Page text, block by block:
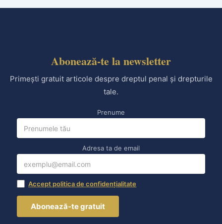
Abonează-te la newsletter
Primești gratuit articole despre dreptul penal și drepturile
tale.
Prenume
Adresa ta de email
Accept politica de confidențialitate